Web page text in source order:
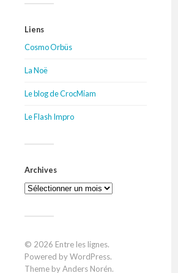
Liens
Cosmo Orbüs
La Noë
Le blog de CrocMiam
Le Flash Impro
Archives
Archives
© 2026 Entre les lignes.
Powered byWordPress.
Theme byAnders Norén.